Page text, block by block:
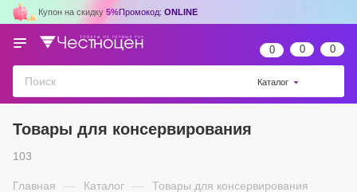
Купон на скидку 5%Промокод: ONLINE
0 0 0
Каталог
Товары для консервирования
103
Главная — Каталог — Товары для консервирования